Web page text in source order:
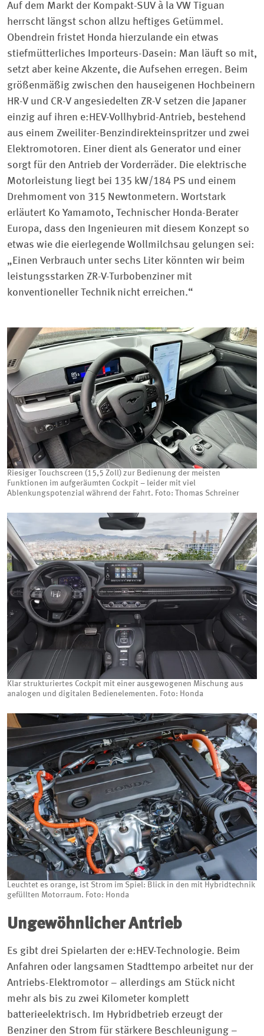
Auf dem Markt der Kompakt-SUV à la VW Tiguan
herrscht längst schon allzu heftiges Getümmel.
Obendrein fristet Honda hierzulande ein etwas
stiefmütterliches Importeurs-Dasein: Man läuft so mit,
setzt aber keine Akzente, die Aufsehen erregen. Beim
größenmäßig zwischen den hauseigenen Hochbeinern
HR-V und CR-V angesiedelten ZR-V setzen die Japaner
einzig auf ihren e:HEV-Vollhybrid-Antrieb, bestehend
aus einem Zweiliter-Benzindirekteinspritzer und zwei
Elektromotoren. Einer dient als Generator und einer
sorgt für den Antrieb der Vorderräder. Die elektrische
Motorleistung liegt bei 135 kW/184 PS und einem
Drehmoment von 315 Newtonmetern. Wortstark
erläutert Ko Yamamoto, Technischer Honda-Berater
Europa, dass den Ingenieuren mit diesem Konzept so
etwas wie die eierlegende Wollmilchsau gelungen sei:
„Einen Verbrauch unter sechs Liter könnten wir beim
leistungsstarken ZR-V-Turbobenziner mit
konventioneller Technik nicht erreichen.“
Riesiger Touchscreen (15,5 Zoll) zur Bedienung der meisten
Funktionen im aufgeräumten Cockpit – leider mit viel
Ablenkungspotenzial während der Fahrt. Foto: Thomas Schreiner
Klar strukturiertes Cockpit mit einer ausgewogenen Mischung aus
analogen und digitalen Bedienelementen. Foto: Honda
Leuchtet es orange, ist Strom im Spiel: Blick in den mit Hybridtechnik
gefüllten Motorraum. Foto: Honda
Ungewöhnlicher Antrieb
Es gibt drei Spielarten der e:HEV-Technologie. Beim
Anfahren oder langsamen Stadttempo arbeitet nur der
Antriebs-Elektromotor – allerdings am Stück nicht
mehr als bis zu zwei Kilometer komplett
batterieelektrisch. Im Hybridbetrieb erzeugt der
Benziner den Strom für stärkere Beschleunigung –